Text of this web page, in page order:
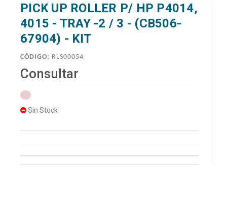
PICK UP ROLLER P/ HP P4014,
4015 - TRAY -2 / 3 - (CB506-
67904) - KIT
CÓDIGO: RLS00054
Consultar
Sin Stock